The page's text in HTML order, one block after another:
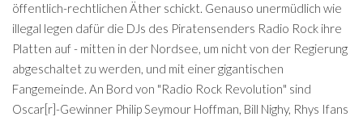
öffentlich-rechtlichen Äther schickt. Genauso unermüdlich wie
illegal legen dafür die DJs des Piratensenders Radio Rock ihre
Platten auf - mitten in der Nordsee, um nicht von der Regierung
abgeschaltet zu werden, und mit einer gigantischen
Fangemeinde. An Bord von "Radio Rock Revolution" sind
Oscar[r]-Gewinner Philip Seymour Hoffman, Bill Nighy, Rhys Ifans